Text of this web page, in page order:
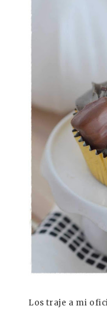
Los traje a mi